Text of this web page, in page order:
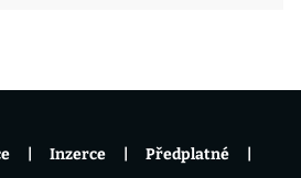
Inzerce Předplatné